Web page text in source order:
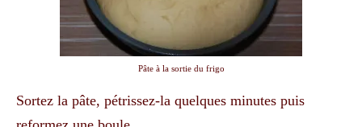
Pâte à la sortie du frigo
Sortez la pâte, pétrissez-la quelques minutes puis